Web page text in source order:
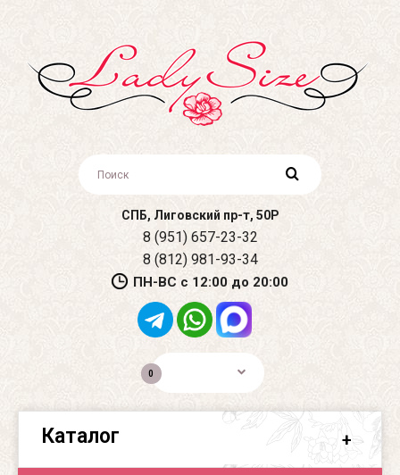
СПБ, Лиговский пр-т, 50Р
8 (951) 657-23-32
8 (812) 981-93-34
ПН-ВС с 12:00 до 20:00
0
Каталог